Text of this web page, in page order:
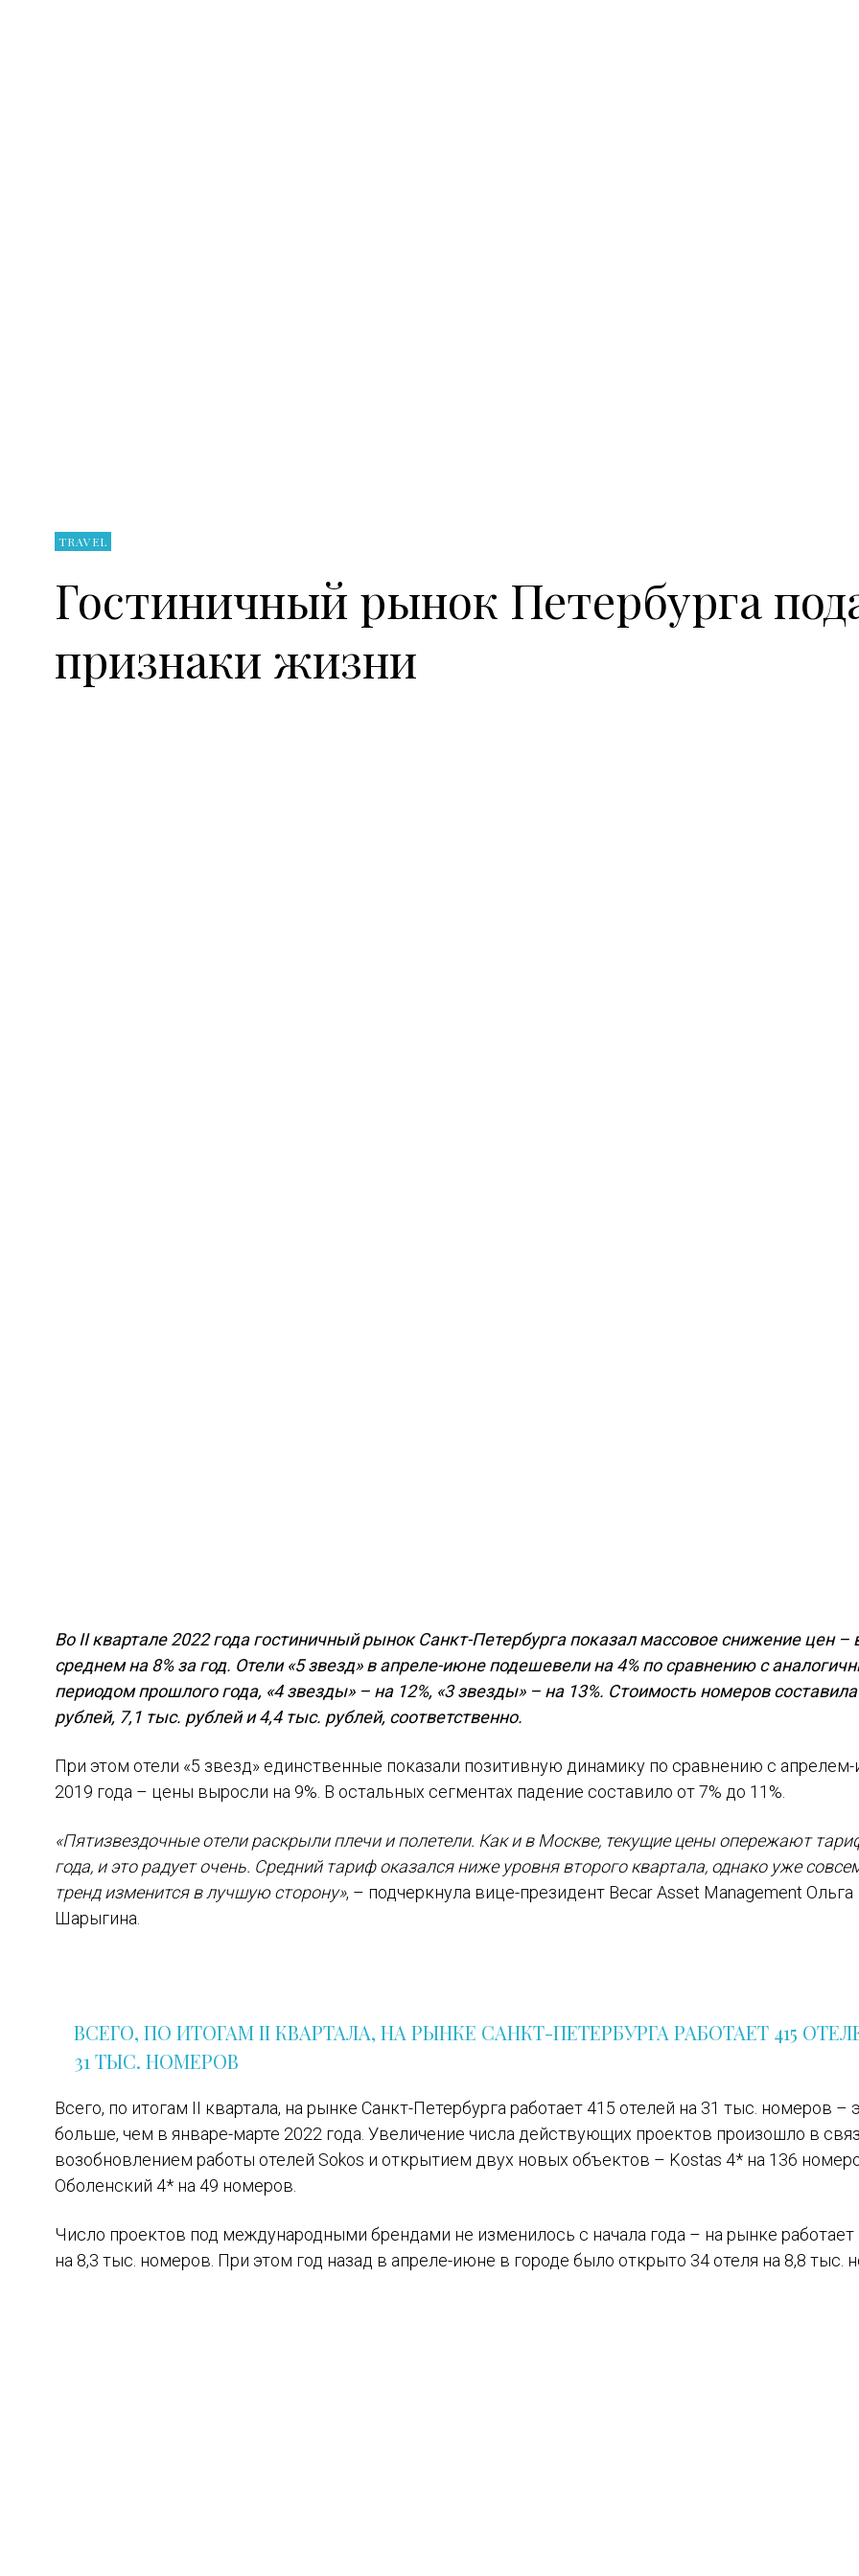
TRAVEL
Гостиничный рынок Петербурга
признаки жизни
Во II квартале 2022 года гостиничный рынок Санкт-Петербурга показал массовое снижение цен –
среднем на 8% за год. Отели «5 звезд» в апреле-июне подешевели на 4% по сравнению с
периодом прошлого года, «4 звезды» – на 12%, «3 звезды» – на 13%. Стоимость номеров
рублей, 7,1 тыс. рублей и 4,4 тыс. рублей, соответственно.
При этом отели «5 звезд» единственные показали позитивную динамику по сравнению с
2019 года – цены выросли на 9%. В остальных сегментах падение составило от 7% до 11%.
«Пятизвездочные отели раскрыли плечи и полетели. Как и в Москве, текущие цены опережают
года, и это радует очень. Средний тариф оказался ниже уровня второго квартала, однако уже
тренд изменится в лучшую сторону», – подчеркнула вице-президент Becar Asset Management Ольга
Шарыгина.
ВСЕГО, ПО ИТОГАМ II КВАРТАЛА, НА РЫНКЕ САНКТ-ПЕТЕРБУРГА РАБОТАЕТ 415
31 ТЫС. НОМЕРОВ
Всего, по итогам II квартала, на рынке Санкт-Петербурга работает 415 отелей на 31 тыс. номеров –
больше, чем в январе-марте 2022 года. Увеличение числа действующих проектов произошло в
возобновлением работы отелей Sokos и открытием двух новых объектов – Kostas 4* на 136
Оболенский 4* на 49 номеров.
Число проектов под международными брендами не изменилось с начала года – на рынке работает
на 8,3 тыс. номеров. При этом год назад в апреле-июне в городе было открыто 34 отеля на 8,8 тыс.